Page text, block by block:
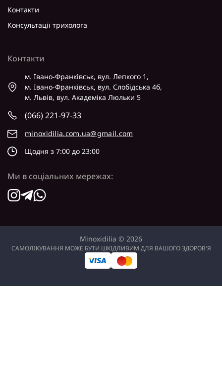
Контакти
Консультації трихолога
Контакти
м. Івано-Франківськ, вул. Лепкого 1,
м. Івано-Франківськ, вул. Слобідська 4б,
м. Львів, вул. Академіка Люльки 5
(066) 221-97-33
minoxidilia.com.ua@gmail.com
Щодня з 7:00 до 23:00
Ми в соціальних мережах:
Minoxidilia © 2026
САМОЛІКУВАННЯ МОЖЕ БУТИ ШКІДЛИВИМ ДЛЯ ВАШОГО ЗДОРОВ'Я